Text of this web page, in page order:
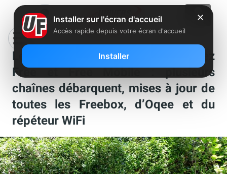
Les nouveautés de la semaine chez
Free et Free Mobile : plusieurs
chaînes débarquent, mises à jour de
toutes les Freebox, d’Oqee et du
répéteur WiFi
✕
Installer sur l'écran d'accueil
Accès rapide depuis votre écran d'accueil
Installer